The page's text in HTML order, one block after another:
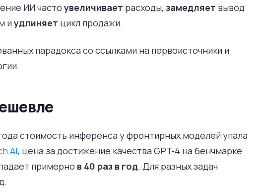
ИИ часто увеличивает расходы, замедляет вывод
и удлиняет цикл продажи.
парадокса со ссылками на первоисточники и
стоимость инференса у фронтирных моделей упала
AI, цена за достижение качества GPT-4 на бенчмарке
примерно в 40 раз в год. Для разных задач